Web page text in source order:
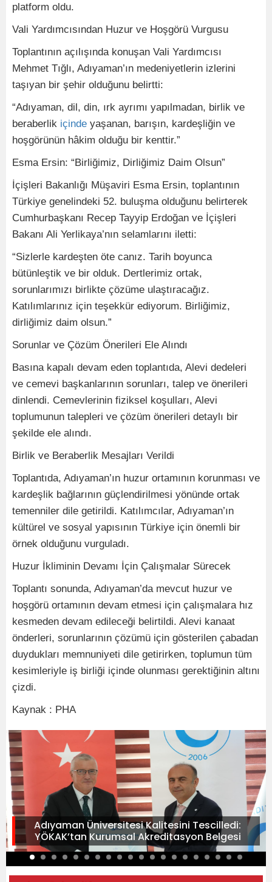
platform oldu.
Vali Yardımcısından Huzur ve Hoşgörü Vurgusu
Toplantının açılışında konuşan Vali Yardımcısı
Mehmet Tığlı, Adıyaman’ın medeniyetlerin izlerini
taşıyan bir şehir olduğunu belirtti:
“Adıyaman, dil, din, ırk ayrımı yapılmadan, birlik ve
beraberlik içinde yaşanan, barışın, kardeşliğin ve
hoşgörünün hâkim olduğu bir kenttir.”
Esma Ersin: “Birliğimiz, Dirliğimiz Daim Olsun”
İçişleri Bakanlığı Müşaviri Esma Ersin, toplantının
Türkiye genelindeki 52. buluşma olduğunu belirterek
Cumhurbaşkanı Recep Tayyip Erdoğan ve İçişleri
Bakanı Ali Yerlikaya’nın selamlarını iletti:
“Sizlerle kardeşten öte canız. Tarih boyunca
bütünleştik ve bir olduk. Dertlerimiz ortak,
sorunlarımızı birlikte çözüme ulaştıracağız.
Katılımlarınız için teşekkür ediyorum. Birliğimiz,
dirliğimiz daim olsun.”
Sorunlar ve Çözüm Önerileri Ele Alındı
Basına kapalı devam eden toplantıda, Alevi dedeleri
ve cemevi başkanlarının sorunları, talep ve önerileri
dinlendi. Cemevlerinin fiziksel koşulları, Alevi
toplumunun talepleri ve çözüm önerileri detaylı bir
şekilde ele alındı.
Birlik ve Beraberlik Mesajları Verildi
Toplantıda, Adıyaman’ın huzur ortamının korunması ve
kardeşlik bağlarının güçlendirilmesi yönünde ortak
temenniler dile getirildi. Katılımcılar, Adıyaman’ın
kültürel ve sosyal yapısının Türkiye için önemli bir
örnek olduğunu vurguladı.
Huzur İkliminin Devamı İçin Çalışmalar Sürecek
Toplantı sonunda, Adıyaman’da mevcut huzur ve
hoşgörü ortamının devam etmesi için çalışmalara hız
kesmeden devam edileceği belirtildi. Alevi kanaat
önderleri, sorunlarının çözümü için gösterilen çabadan
duydukları memnuniyeti dile getirirken, toplumun tüm
kesimleriyle iş birliği içinde olunması gerektiğinin altını
çizdi.
Kaynak : PHA
Adıyaman Üniversitesi Kalitesini Tescilledi:
YÖKAK’tan Kurumsal Akreditasyon Belgesi